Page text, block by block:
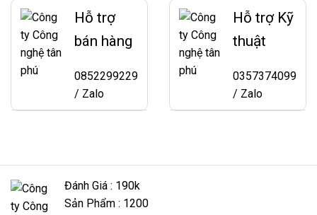
Hỗ trợ
bán hàng
0852299229
/ Zalo
Hỗ trợ Kỹ
thuật
0357374099
/ Zalo
Đánh Giá : 190k
Sản Phẩm : 1200